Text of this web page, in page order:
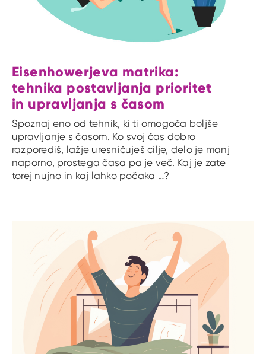
Eisenhowerjeva matrika:
tehnika postavljanja prioritet
in upravljanja s časom
Spoznaj eno od tehnik, ki ti omogoča boljše
upravljanje s časom. Ko svoj čas dobro
razporediš, lažje uresničuješ cilje, delo je manj
naporno, prostega časa pa je več. Kaj je zate
torej nujno in kaj lahko počaka …?